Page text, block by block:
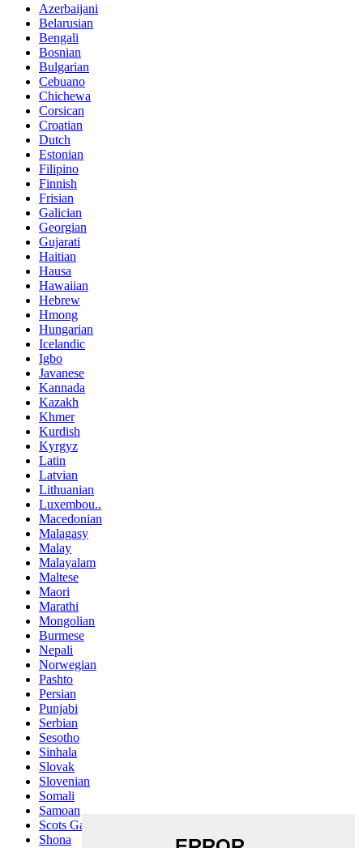
Azerbaijani
Belarusian
Bengali
Bosnian
Bulgarian
Cebuano
Chichewa
Corsican
Croatian
Dutch
Estonian
Filipino
Finnish
Frisian
Galician
Georgian
Gujarati
Haitian
Hausa
Hawaiian
Hebrew
Hmong
Hungarian
Icelandic
Igbo
Javanese
Kannada
Kazakh
Khmer
Kurdish
Kyrgyz
Latin
Latvian
Lithuanian
Luxembou..
Macedonian
Malagasy
Malay
Malayalam
Maltese
Maori
Marathi
Mongolian
Burmese
Nepali
Norwegian
Pashto
Persian
Punjabi
Serbian
Sesotho
Sinhala
Slovak
Slovenian
Somali
Samoan
Scots Gaelic
Shona